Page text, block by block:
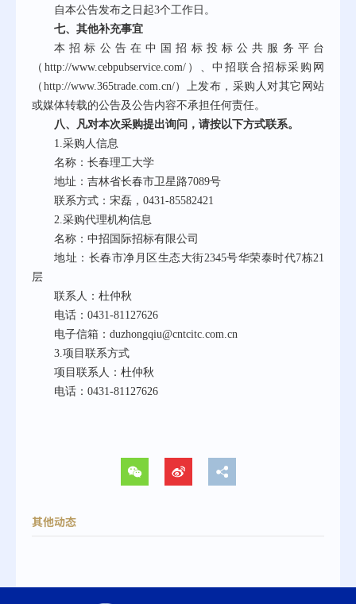
自本公告发布之日起3个工作日。
七、其他补充事宜
本招标公告在中国招标投标公共服务平台
（ http://www.cebpubservice.com/）、中招联合招标采购网
（http://www.365trade.com.cn/）上发布，采购人对其它网站
或媒体转载的公告及公告内容不承担任何责任。
八、凡对本次采购提出询问，请按以下方式联系。
1.采购人信息
名称：长春理工大学
地址：吉林省长春市卫星路7089号
联系方式：宋磊， 0431-85582421
2.采购代理机构信息
名称：中招国际招标有限公司
地址：长春市净月区生态大街2345号华荣泰时代7栋21
层
联系人：杜仲秋
电话： 0431-81127626
电子信箱： duzhongqiu@cntcitc.com.cn
3.项目联系方式
项目联系人：杜仲秋
电话： 0431-81127626
其他动态